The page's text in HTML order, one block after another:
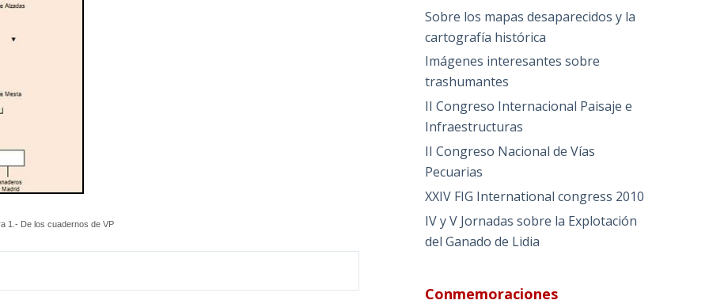
1.- De los cuadernos de VP
Sobre los mapas desaparecidos y la
cartografía histórica
Imágenes interesantes sobre
trashumantes
II Congreso Internacional Paisaje e
Infraestructuras
II Congreso Nacional de Vías
Pecuarias
XXIV FIG International congress 2010
IV y V Jornadas sobre la Explotación
del Ganado de Lidia
Conmemoraciones